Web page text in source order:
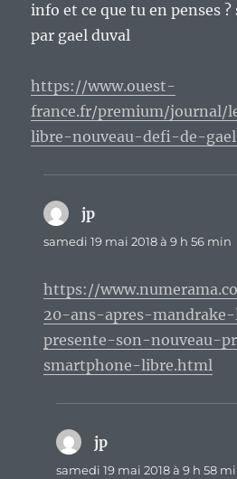
info et ce que tu en penses
par gael duval
https://www.ouest-
france.fr/premium/journal/
libre-nouveau-defi-de-
jp
samedi 19 mai 2018 à 9 h 56 min
https://
20-ans-apres-
presente-son-nouveau-
smartphone-libre.html
jp
samedi 19 mai 2018 à 9 h 58